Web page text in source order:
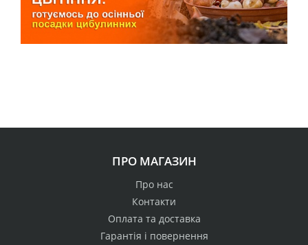
ПРО МАГАЗИН
Про нас
Контакти
Оплата та доставка
Гарантія і повернення